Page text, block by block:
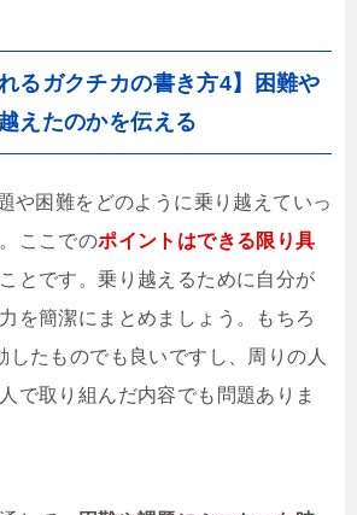
るガクチカの書き方4】困難や
えたのかを伝える
や困難をどのように乗り越えていっ
ここでのポイントはできる限り具
とです。乗り越えるために自分が
を簡潔にまとめましょう。もちろ
したものでも良いですし、周りの人
で取り組んだ内容でも問題ありま